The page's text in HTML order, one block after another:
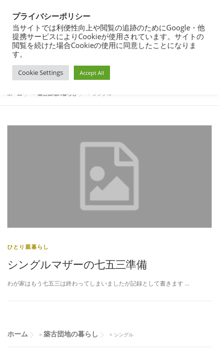
都営住宅・団地暮らしブログ
東京都内の昭和40年代築の団地で暮らす
団地暮らし
タグ:
ホーム > 築古団地の暮らし > シングル
ひとり親暮らし
シングルマザーの七五三準備
わが家はもう七五三は終わってしまいましたが記録として書きます …
ホーム > 築古団地の暮らし > シングル
プライバシーポリシー
当サイトでは利便性向上や閲覧の追跡のためにGoogle・他
提携サービスによりCookieが使用されています。サイトの
閲覧を続けた場合Cookieの使用に同意したことになりま
す。
Cookie Settings Accept All